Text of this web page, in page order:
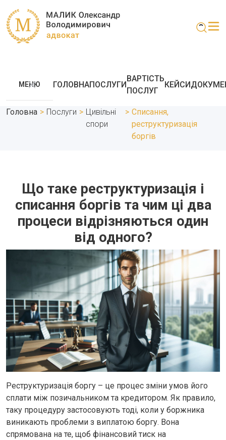
МЕНЮ ГОЛОВНАПОСЛУГИ
ВАРТІСТЬ
ПОСЛУГ
КЕЙСИ
Головна > Послуги > Цивільні
спори
> Списання,
реструктуризація
боргів
Що таке реструктуризація і
списання боргів та чим ці два
процеси відрізняються один
від одного?
Реструктуризація боргу – це процес зміни умов його
сплати між позичальником та кредитором. Як правило,
таку процедуру застосовують тоді, коли у боржника
виникають проблеми з виплатою боргу. Вона
спрямована на те, щоб фінансовий тиск на